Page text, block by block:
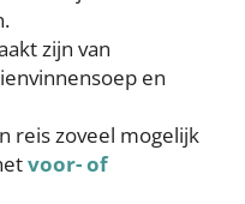
zijn van
en
reis zoveel mogelijk
voor- of